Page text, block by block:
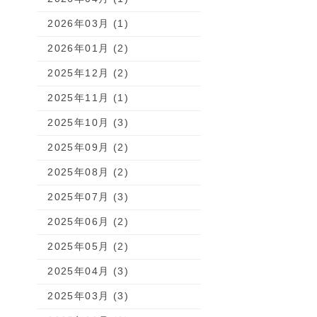
2026年03月 (1)
2026年01月 (2)
2025年12月 (2)
2025年11月 (1)
2025年10月 (3)
2025年09月 (2)
2025年08月 (2)
2025年07月 (3)
2025年06月 (2)
2025年05月 (2)
2025年04月 (3)
2025年03月 (3)